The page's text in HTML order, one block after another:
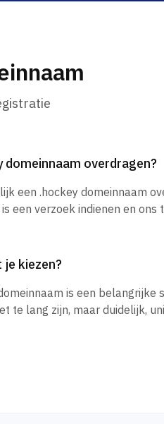
domeinnaam overdragen?
een .hockey domeinnaam
een verzoek indienen en ons
kiezen?
is een belangrijke
te lang zijn, maar duidelijk,